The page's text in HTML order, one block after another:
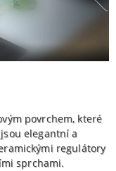
povrchem, které
elegantní a
regulátory
sprchami.